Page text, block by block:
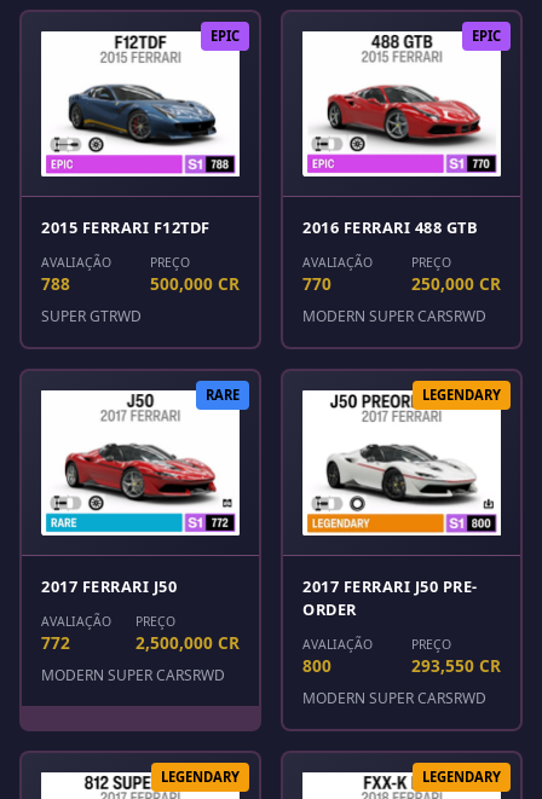
EPIC
2015 FERRARI F12TDF
AVALIAÇÃO
788
PREÇO
500,000 CR
SUPER GTRWD
EPIC
2016 FERRARI 488 GTB
AVALIAÇÃO
770
PREÇO
250,000 CR
MODERN SUPER CARSRWD
RARE
2017 FERRARI J50
AVALIAÇÃO
772
PREÇO
2,500,000 CR
MODERN SUPER CARSRWD
LEGENDARY
2017 FERRARI J50 PRE-
ORDER
AVALIAÇÃO
800
PREÇO
293,550 CR
MODERN SUPER CARSRWD
LEGENDARY LEGENDARY